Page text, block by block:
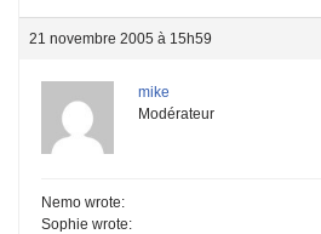
21 novembre 2005 à 15h59
mike
Modérateur
Nemo wrote:
Sophie wrote: